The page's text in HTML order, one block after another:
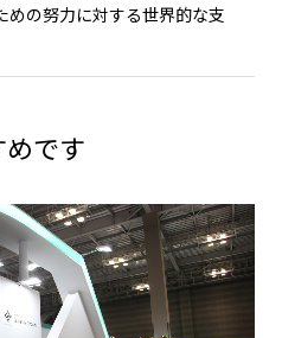
めの努力に対する世界的な支
です